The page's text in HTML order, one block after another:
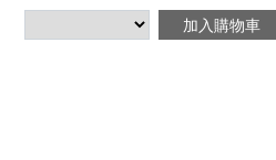
加入購物車